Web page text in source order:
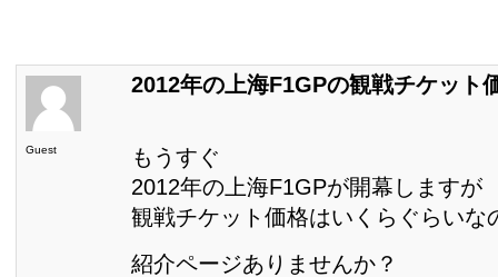
Guest
2012年の上海F1GPの観戦チケット
もうすぐ
2012年の上海F1GPが開幕しますが
観戦チケット価格はいくらぐらいな
紹介ページありませんか？